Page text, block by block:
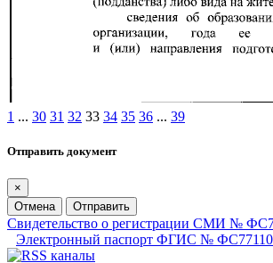
1 ... 30 31 32 33 34 35 36 ... 39
Отправить документ
×
Отмена
Отправить
Свидетельство о регистрации СМИ №
Электронный паспорт ФГИС №